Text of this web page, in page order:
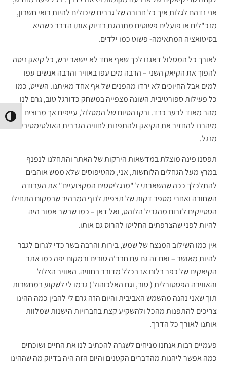
אני נדהם לגלות איך כל חבורה של גברים שיכולים להיות רואי חשבון,
מנכ"לים או פועלים פשוטים מתנהגת בדיוק אותו הדבר כשהיא
בסיטואציה המתאימה- פשוט כמו ילדים.
לאורך כל המסלול דאגנו לכך שאף אחד לא יישאר יבש, כל קיאק ניסה
להפוך את הקיאק השני – הרבה מים עפו באוויר והרבה אנשים עפו
למים אבל החיוכים לא ירדו מהפנים של אף אחד מאיתנו. השייט, כמו
כל פעילות ספורטיבית השונה מצפייה במשחק כדורגל טוב, גרם לנו
מהר מאוד לרעב כבד. ובקו הסיום של המסלול, עייפים אך מרוצים
מיהרנו להחזיר את הקיאק ולהתפנות לחוויה הגברית האולטימטיבית –
מנגל.
תפסנו פינה מוצלת במדשאות הירקות של האתר והתחלנו לנפנף
במרץ מעל הגחלים הלוחשות, אני, מהטיפוסים שלא ממש אוהבים
להתלכלך ככה שהשארתי ל "מנגליסטים המקצועיים" את העבודה
השחורה ואחרי מספר דקות של תצפית לנוף המרהיב שבמקום התחילו
הסטייקים לזרום מהגריל הלוהט, ואל דאן – כמו שבשר אמור היה
להיות לפני שהצרפתים החליטו להרוס גם אותו.
אין כמו השילוב המנצח של שמש, בירות והרבה בשר כדי לגרום לגבר
להיות מאושר – ואם זה גם עם חבר'ה טובים ובמקום יפה כמו אתר
הקיאקים של כפר בלום אז בכלל מדובר בחוויה. האוויר הצלול
והאווירה הפסטורלית ( טוב, וגם האלכוהול ) גרמו לי לשקוע במחשבות
תוך שאני נהנה מהשמש האביבית והיום הזה גרם לי להבין כמה ההינו
צריכים להתפנות מהכל ולהשקיע קצת בחברויות הישנות שמלוות
אותנו לאורך כל הדרך.
פעמיים רבות אנחנו מניחים לשגרה להכתיב לנו את החיים ושוכחים
כמה אפשר ליהנות מהדברים הקטנים והיום הזה היה בדיוק מה שההינו